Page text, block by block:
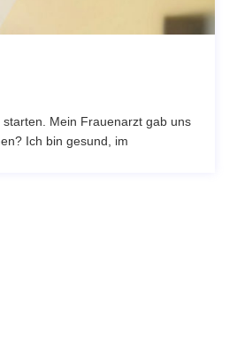
Mein Frauenarzt gab uns
Ich bin gesund, im